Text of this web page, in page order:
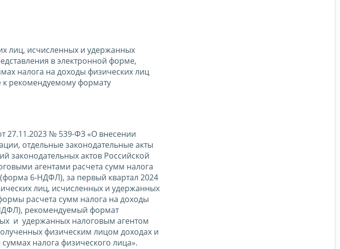
лиц, исчисленных и удержанных
в электронной форме,
налога на доходы физических лиц
к рекомендуемому формату
27.11.2023 № 539-ФЗ «О внесении
отдельные законодательные акты
законодательных актов Российской
агентами расчета сумм налога
6-НДФЛ), за первый квартал 2024
лиц, исчисленных и удержанных
расчета сумм налога на доходы
рекомендуемый формат
и удержанных налоговым агентом
физическим лицом доходах и
налога физического лица».